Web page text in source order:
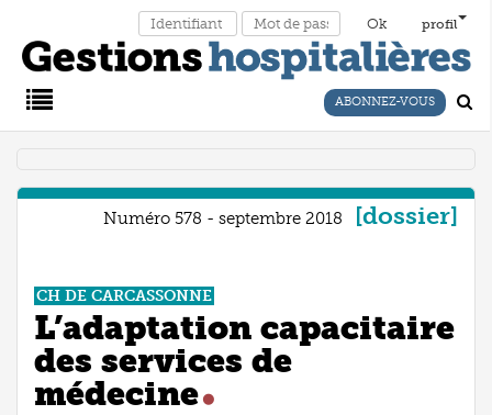
profil
ABONNEZ-VOUS
Numéro 578 - septembre 2018 dossier
CH DE CARCASSONNE
L’adaptation capacitaire
des services de
médecine